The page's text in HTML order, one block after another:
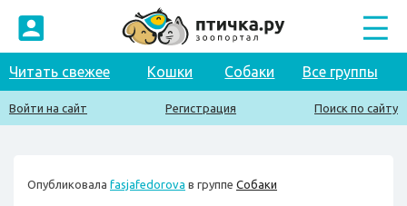
Читать свежее Кошки Собаки Все группы
Войти на сайт Регистрация Поиск по сайту
Опубликовала fasjafedorova в группе Собаки